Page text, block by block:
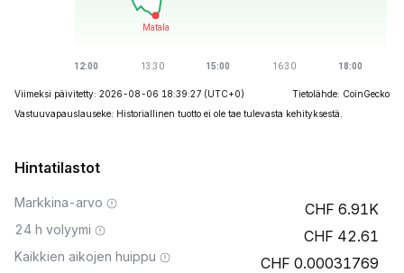
Viimeksi päivitetty: 2026-08-06 18:39:27 (UTC+0)
Tietolähde: CoinGecko
Vastuuvapauslauseke: Historiallinen tuotto ei ole tae tulevasta kehityksestä.
Hintatilastot
Markkina-arvo 6.91K
24 h volyymi 42.61
Kaikkien aikojen huippu 0.00031769